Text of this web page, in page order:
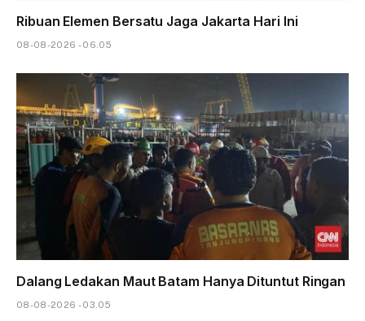
Ribuan Elemen Bersatu Jaga Jakarta Hari Ini
08-08-2026 - 06.05
Dalang Ledakan Maut Batam Hanya Dituntut Ringan
08-08-2026 - 03.05